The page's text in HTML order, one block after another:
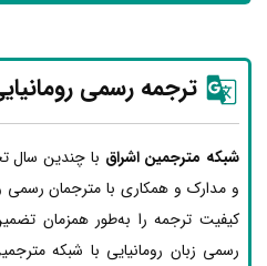
ترجمه رسمی
شبکه مترجمین اشراق با چندین سال
و مدارک و همکاری با مترجمان رسمی
کیفیت ترجمه را به‌طور همزمان
رسمی زبان رومانیایی با شبکه